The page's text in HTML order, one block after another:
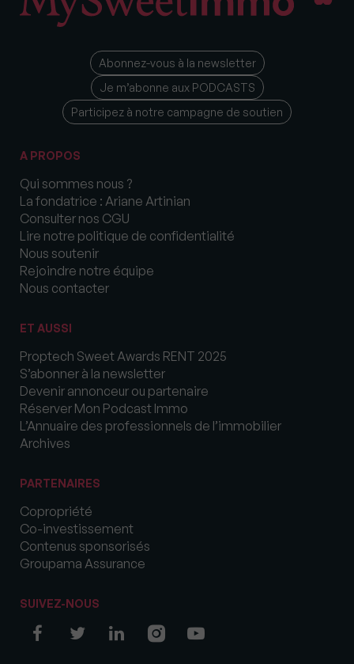
Abonnez-vous à la newsletter
Je m’abonne aux PODCASTS
Participez à notre campagne de soutien
A PROPOS
Qui sommes nous ?
La fondatrice : Ariane Artinian
Consulter nos CGU
Lire notre politique de confidentialité
Nous soutenir
Rejoindre notre équipe
Nous contacter
ET AUSSI
Proptech Sweet Awards RENT 2025
S’abonner à la newsletter
Devenir annonceur ou partenaire
Réserver Mon Podcast Immo
L’Annuaire des professionnels de l’immobilier
Archives
PARTENAIRES
Copropriété
Co-investissement
Contenus sponsorisés
Groupama Assurance
SUIVEZ-NOUS